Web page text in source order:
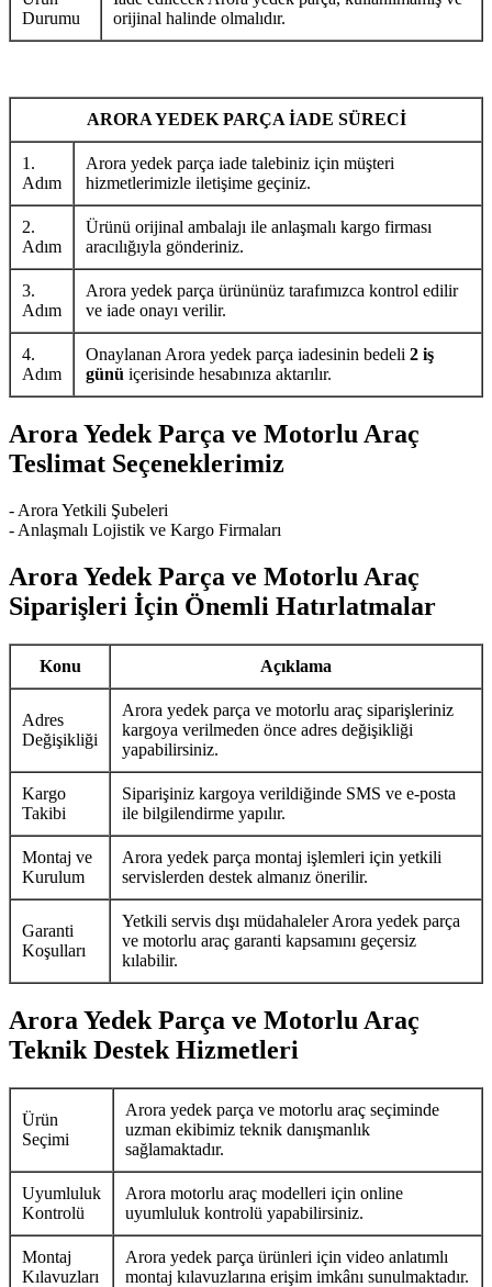
Durumu
orijinal halinde olmalıdır.
ARORA YEDEK PARÇA İADE SÜRECİ
1.
Adım
Arora yedek parça iade talebiniz için müşteri
hizmetlerimizle iletişime geçiniz.
2.
Adım
Ürünü orijinal ambalajı ile anlaşmalı kargo firması
aracılığıyla gönderiniz.
3.
Adım
Arora yedek parça ürününüz tarafımızca kontrol edilir
ve iade onayı verilir.
4.
Adım
Onaylanan Arora yedek parça iadesinin bedeli 2 iş
günü içerisinde hesabınıza aktarılır.
Arora Yedek Parça ve Motorlu Araç
Teslimat Seçeneklerimiz
- Arora Yetkili Şubeleri
- Anlaşmalı Lojistik ve Kargo Firmaları
Arora Yedek Parça ve Motorlu Araç
Siparişleri İçin Önemli Hatırlatmalar
Konu Açıklama
Adres
Değişikliği
Arora yedek parça ve motorlu araç siparişleriniz
kargoya verilmeden önce adres değişikliği
yapabilirsiniz.
Kargo
Takibi
Siparişiniz kargoya verildiğinde SMS ve e-posta
ile bilgilendirme yapılır.
Montaj ve
Kurulum
Arora yedek parça montaj işlemleri için yetkili
servislerden destek almanız önerilir.
Garanti
Koşulları
Yetkili servis dışı müdahaleler Arora yedek parça
ve motorlu araç garanti kapsamını geçersiz
kılabilir.
Arora Yedek Parça ve Motorlu Araç
Teknik Destek Hizmetleri
Ürün
Seçimi
Arora yedek parça ve motorlu araç seçiminde
uzman ekibimiz teknik danışmanlık
sağlamaktadır.
Uyumluluk
Kontrolü
Arora motorlu araç modelleri için online
uyumluluk kontrolü yapabilirsiniz.
Montaj
Kılavuzları
Arora yedek parça ürünleri için video anlatımlı
montaj kılavuzlarına erişim imkânı sunulmaktadır.